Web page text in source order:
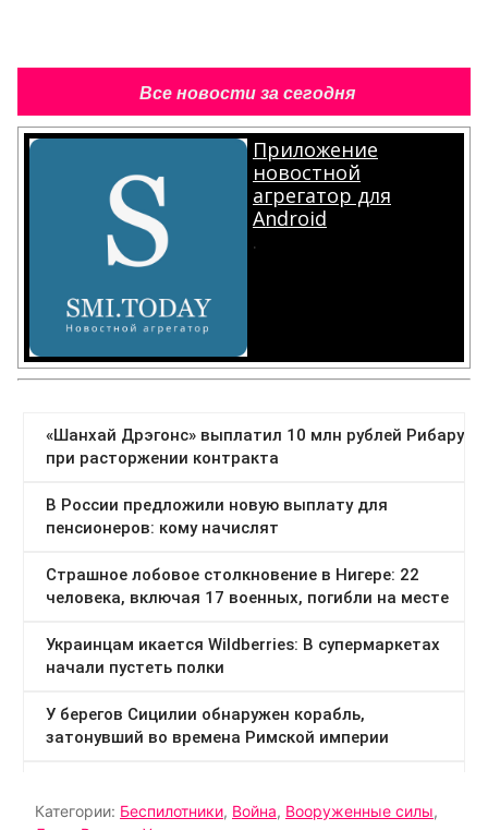
Все новости за сегодня
Приложение
новостной
агрегатор для
Android
.
Категории: Беспилотники, Война, Вооруженные силы,